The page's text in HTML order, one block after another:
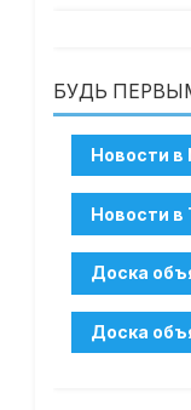
БУДЬ